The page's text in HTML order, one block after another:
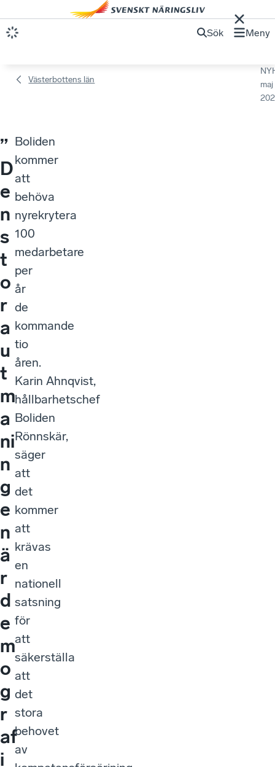
Sök Meny
Västerbottens län
maj
”
D
e
n
s
t
o
r
a
u
t
m
a
ni
n
g
e
n
ä
r
d
e
m
o
g
r
af
i
Boliden
kommer
att
behöva
nyrekrytera
100
medarbetare
per
år
de
kommande
tio
åren.
Karin Ahnqvist,
hållbarhetschef
Boliden
Rönnskär,
säger
att
det
kommer
att
krävas
en
nationell
satsning
för
att
säkerställa
att
det
stora
behovet
av